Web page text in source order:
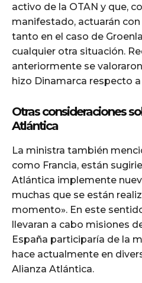
activo de la OTAN y que,
manifestado, actuarán
tanto en el caso de
cualquier otra situación.
anteriormente se
hizo Dinamarca respecto
Otras consideraciones
Atlántica
La ministra también
como Francia, están
Atlántica implemente
muchas que se están
momento». En este
llevaran a cabo misiones
España participaría de la
hace actualmente en
Alianza Atlántica.